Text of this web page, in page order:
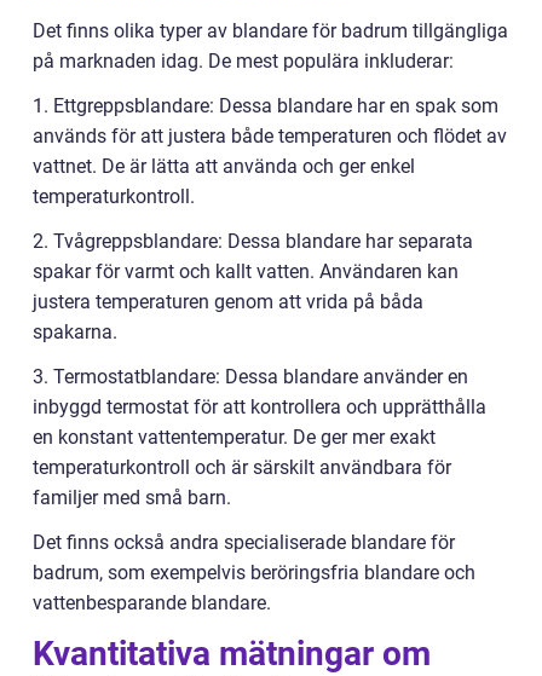
Det finns olika typer av blandare för badrum tillgängliga
på marknaden idag. De mest populära inkluderar:
1. Ettgreppsblandare: Dessa blandare har en spak som
används för att justera både temperaturen och flödet av
vattnet. De är lätta att använda och ger enkel
temperaturkontroll.
2. Tvågreppsblandare: Dessa blandare har separata
spakar för varmt och kallt vatten. Användaren kan
justera temperaturen genom att vrida på båda
spakarna.
3. Termostatblandare: Dessa blandare använder en
inbyggd termostat för att kontrollera och upprätthålla
en konstant vattentemperatur. De ger mer exakt
temperaturkontroll och är särskilt användbara för
familjer med små barn.
Det finns också andra specialiserade blandare för
badrum, som exempelvis beröringsfria blandare och
vattenbesparande blandare.
Kvantitativa mätningar om